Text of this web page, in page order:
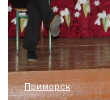
Приморск